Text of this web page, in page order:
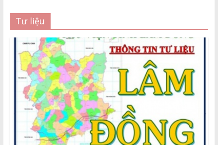
Tư liệu